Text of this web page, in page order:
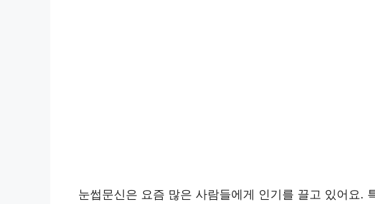
눈썹문신은 요즘 많은 사람들에게 인기를 끌고 있어요.